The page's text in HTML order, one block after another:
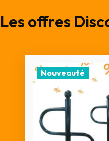
Les offres
Nouveauté